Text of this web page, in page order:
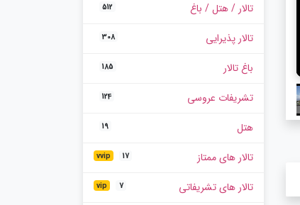
تالار / هتل / باغ 512
تالار پذیرایی 308
باغ تالار 185
تشریفات عروسی 124
هتل 19
تالار های ممتاز vvip 17
تالار های تشریفاتی vip 7